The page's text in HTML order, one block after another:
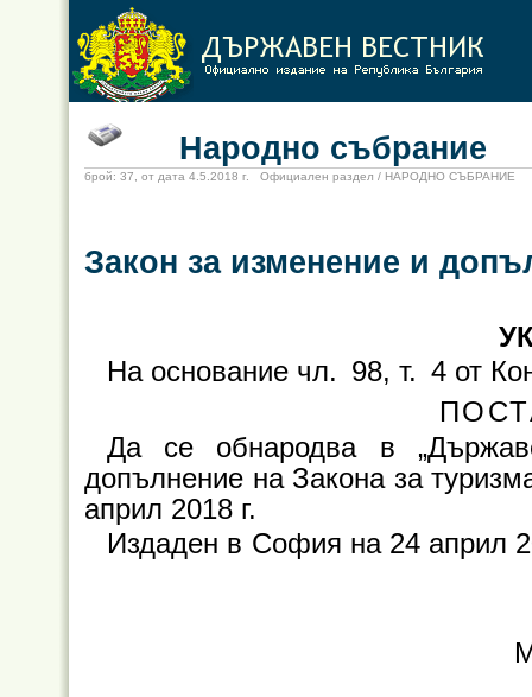
Народно събрание
брой: 37, от дата 4.5.2018 г. Официален раздел / НАРОДНО СЪБРАНИЕ
Закон за изменение и
На основание чл. 98, т. 4 от
Да се обнародва в
допълнение на Закона за
април 2018 г.
Издаден в София на 24 април